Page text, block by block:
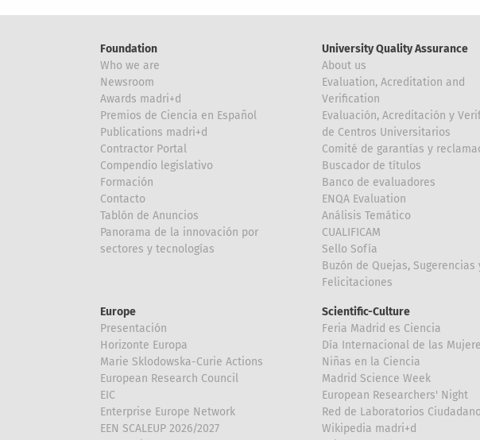
Foundation
Who we are
Newsroom
Awards madri+d
Premios de Ciencia en Español
Publications madri+d
Contractor Portal
Compendio legislativo
Formación
Contacto
Tablón de Anuncios
Panorama de la innovación por
sectores y tecnologías
University Quality Assurance
About us
Evaluation, Acreditation and
Verification
Evaluación, Acreditación y
de Centros Universitarios
Comité de garantías y
Buscador de títulos
Banco de evaluadores
ENQA Evaluation
Análisis Temático
CUALIFICAM
Sello Sofía
Buzón de Quejas, Sugerencias
Felicitaciones
Europe
Presentación
Horizonte Europa
Marie Sklodowska-Curie Actions
European Research Council
EIC
Enterprise Europe Network
EEN SCALEUP 2026/2027
Scientific-Culture
Feria Madrid es Ciencia
Día Internacional de las
Niñas en la Ciencia
Madrid Science Week
European Researchers' Night
Red de Laboratorios
Wikipedia madri+d